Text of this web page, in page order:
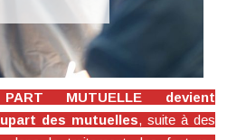
MUTUELLE devient
des mutuelles, suite à des